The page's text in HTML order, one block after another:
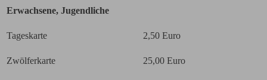
Erwachsene, Jugendliche
Tageskarte 2,50 Euro
Zwölferkarte 25,00 Euro